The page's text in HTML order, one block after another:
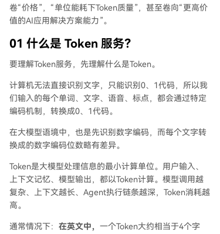
卷“价格”，“单位能耗下Token质量”，甚至卷向“更高价
值的AI应用解决方案能力”。
01 什么是 Token 服务？
要理解Token服务，先理解什么是Token。
计算机无法直接识别文字，只能识别0、1代码，所以我
们输入的每个单词、文字、语音、标点，都会通过特定
编码机制，转换成0、1代码。
在大模型语境中，也是先识别数字编码，而每个文字转
换成的数字编码位数略有差异。
Token是大模型处理信息的最小计算单位。用户输入、
上下文记忆、模型输出，都以Token计算。模型调用越
复杂、上下文越长、Agent执行链条越深，Token消耗越
高。
通常情况下： 在英文中， 一个Token大约相当于4个字